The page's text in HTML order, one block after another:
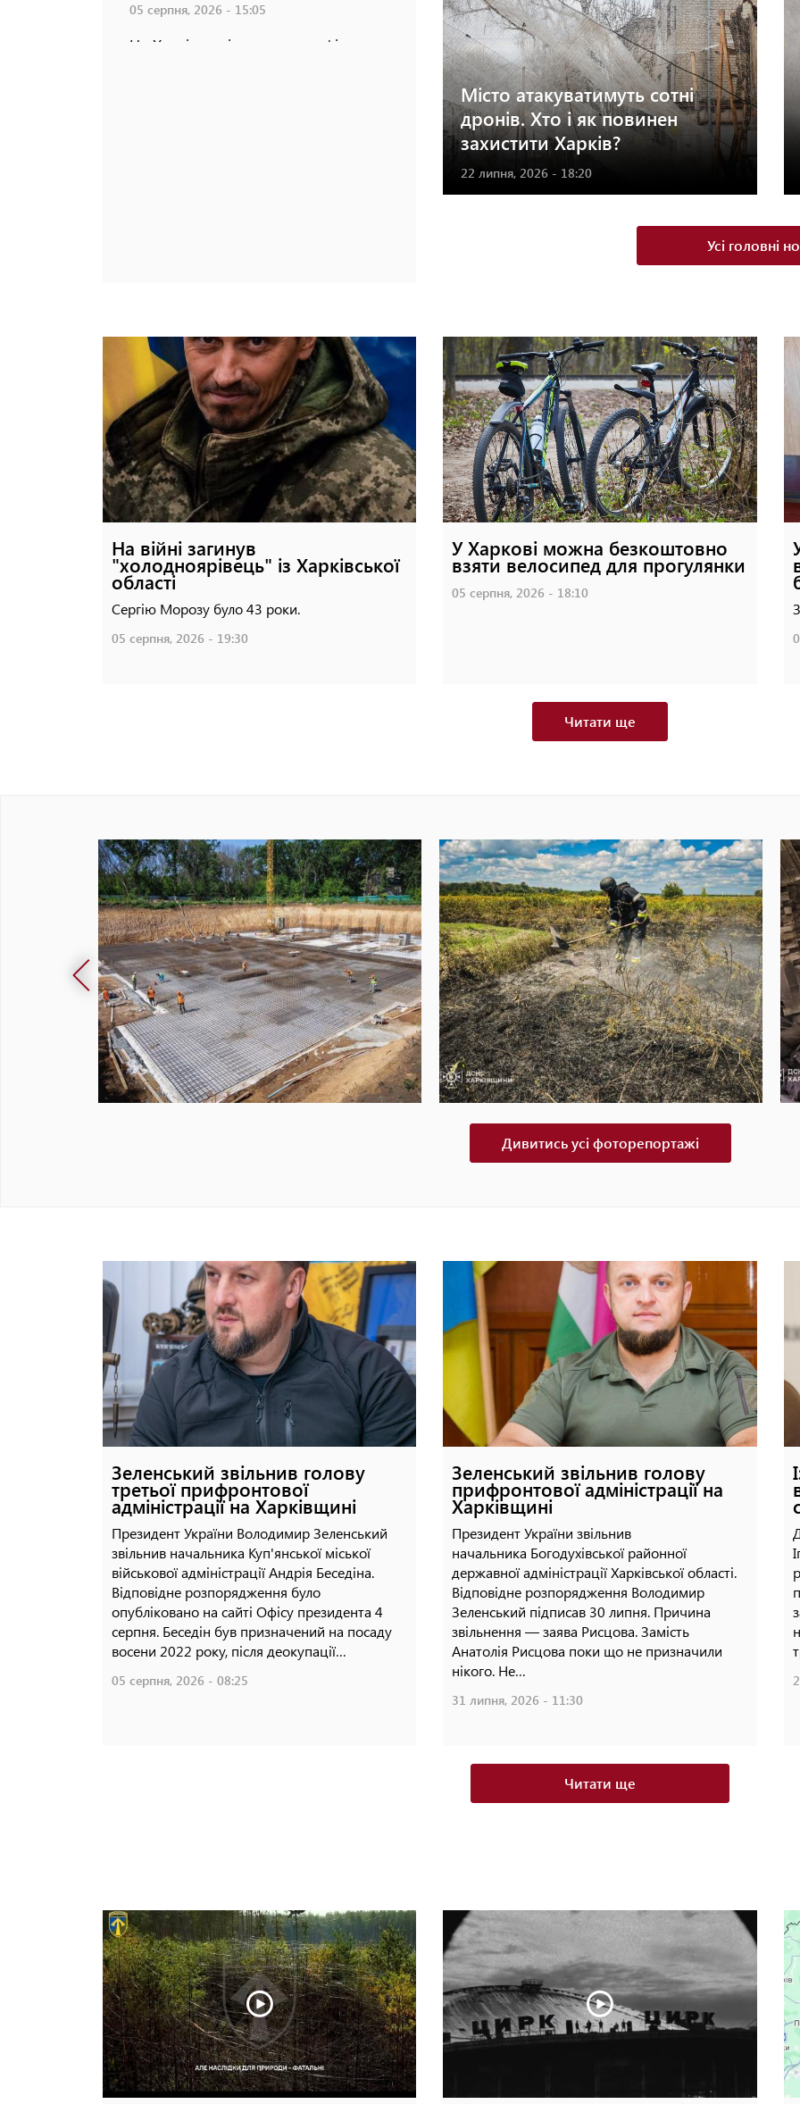
05 серпня, 2026 - 15:05
На Харківщині затримали офіцера
Місто атакуватимуть сотні
дронів. Хто і як повинен
захистити Харків?
22 липня, 2026 - 18:20
Усі головні
На війні загинув
"холодноярівець" із Харківської
області
Сергію Морозу було 43 роки.
05 серпня, 2026 - 19:30
У Харкові можна безкоштовно
взяти велосипед для прогулянки
05 серпня, 2026 - 18:10
Читати ще
Як виглядає майбутній
підземний онкоцентр у Харкові
23 липня, 2026 - 17:51
Росіяни підпалюють поля в
Харківській області
безпілотниками
16 липня, 2026 - 14:14
Дивитись усі фоторепортажі
Зеленський звільнив голову
третьої прифронтової
адміністрації на Харківщині
Президент України Володимир Зеленський
звільнив начальника Куп'янської міської
військової адміністрації Андрія Беседіна.
Відповідне розпорядження було
опубліковано на сайті Офісу президента 4
серпня. Беседін був призначений на посаду
восени 2022 року, після деокупації…
05 серпня, 2026 - 08:25
Зеленський звільнив голову
прифронтової адміністрації на
Харківщині
Президент України звільнив
начальника Богодухівської районної
державної адміністрації Харківської області.
Відповідне розпорядження Володимир
Зеленський підписав 30 липня. Причина
звільнення — заява Рисцова. Замість
Анатолія Рисцова поки що не призначили
нікого. Не…
31 липня, 2026 - 11:30
Читати ще